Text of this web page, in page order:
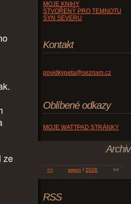
ze
MOJE KNIHY
STVOŘENÝ PRO TEMNOTU
SYN SEVERU
Kontakt
povidkypeta@seznam.cz
Oblíbené odkazy
MOJE WATTPAD STRÁNKY
Archiv
<< srpen / 2026 >>
RSS